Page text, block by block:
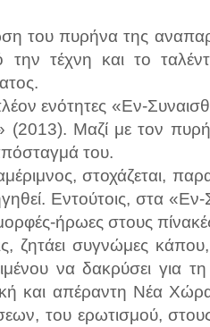
του πυρήνα της
τέχνη και το
ενότητες «Εν-
(2013). Μαζί με τον
του.
στοχάζεται,
Εντούτοις, στα
ήρωες στους
ζητάει συγνώμες
να δακρύσει για
και απέραντη Νέα
του ερωτισμού, στους